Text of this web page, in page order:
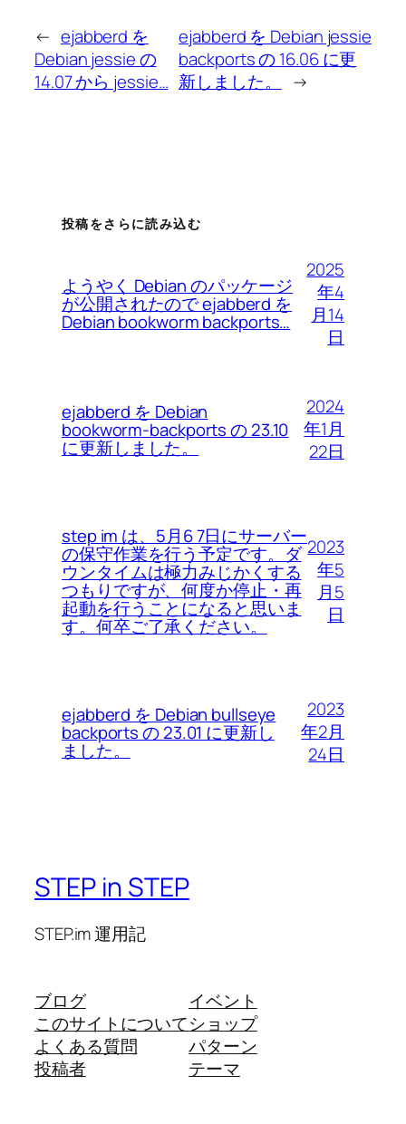
← ejabberd を
Debian jessie の
14.07 から jessie…
ejabberd を Debian jessie
backports の 16.06 に更
新しました。
→
投稿をさらに読み込む
ようやく Debian のパッケージ
が公開されたので ejabberd を
Debian bookworm backports…
2025
年4
月14
日
ejabberd を Debian
bookworm-backports の 23.10
に更新しました。
2024
年1月
22日
step im は、5月6 7日にサーバー
の保守作業を行う予定です。ダ
ウンタイムは極力みじかくする
つもりですが、何度か停止・再
起動を行うことになると思いま
す。何卒ご了承ください。
2023
年5
月5
日
ejabberd を Debian bullseye
backports の 23.01 に更新し
ました。
2023
年2月
24日
STEP in STEP
STEP.im 運用記
ブログ
このサイトについて
よくある質問
投稿者
イベント
ショップ
パターン
テーマ